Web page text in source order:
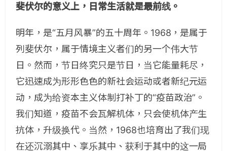
斐伏尔的意义上，日常生活就是最前线。
明年，是“五月风暴”的五十周年。1968，是属于
列斐伏尔，属于情境主义者们的另一个伟大节
日。然而，节日终究只是节日，当它能量耗尽，
它迅速成为形形色色的新社会运动或者新纪元运
动，成为给资本主义体制打补丁的“疫苗政治”。
我们知道，疫苗不会瓦解机体，只会使机体产生
抗体，升级换代。当然，1968也培育出了我们现
在还沉溺其中、享乐其中、获利于其中的这一局